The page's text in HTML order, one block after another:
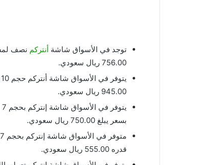
توجد في الأسواق شاشة أنتركم
756.00 ريال سعودي.
945.00 ريال سعودي.
بسعر يبلغ 750.00 ريال سعودي.
قدره 555.00 ريال سعودي.